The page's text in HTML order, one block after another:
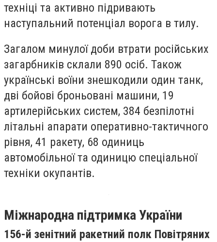
техніці та активно підривають
наступальний потенціал ворога в тилу.
Загалом минулої доби втрати російських
загарбників склали 890 осіб. Також
українські воїни знешкодили один танк,
дві бойові броньовані машини, 19
артилерійських систем, 384 безпілотні
літальні апарати оперативно-тактичного
рівня, 41 ракету, 68 одиниць
автомобільної та одиницю спеціальної
техніки окупантів.
Міжнародна підтримка України
156-й зенітний ракетний полк Повітряних